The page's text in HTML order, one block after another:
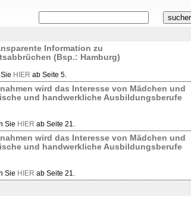
Information zu
(Bsp.: Hamburg)
HIER ab Seite 5.
wird das Interesse von Mädchen und
und handwerkliche Ausbildungsberufe
Sie HIER ab Seite 21.
wird das Interesse von Mädchen und
und handwerkliche Ausbildungsberufe
Sie HIER ab Seite 21.